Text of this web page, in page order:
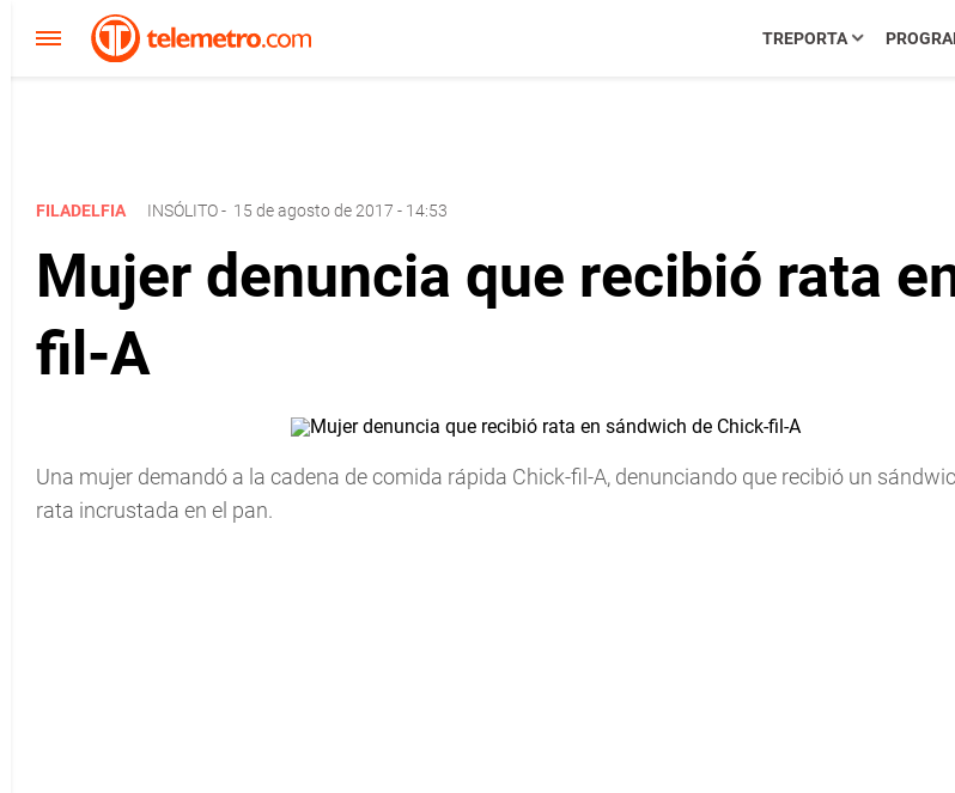
TREPORTA
FILADELFIA INSÓLITO- 15 de agosto de 2017 - 14:53
Mujer denuncia que recibió rata
fil-A
Una mujer demandó a la cadena de comida rápida Chick-fil-A, denunciando que recibió un
rata incrustada en el pan.